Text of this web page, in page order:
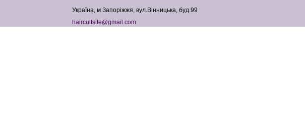
Україна, м Запоріжжя, вул.Вінницька, буд.99
haircultsite@gmail.com